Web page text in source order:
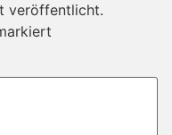
veröffentlicht.